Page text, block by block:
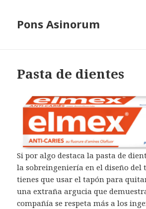
Pons Asinorum
Pasta de dientes
Si por algo destaca la pasta de
la sobreingeniería en el diseño del
tienes que usar el tapón para
una extraña argucia que
compañía se respeta más a los